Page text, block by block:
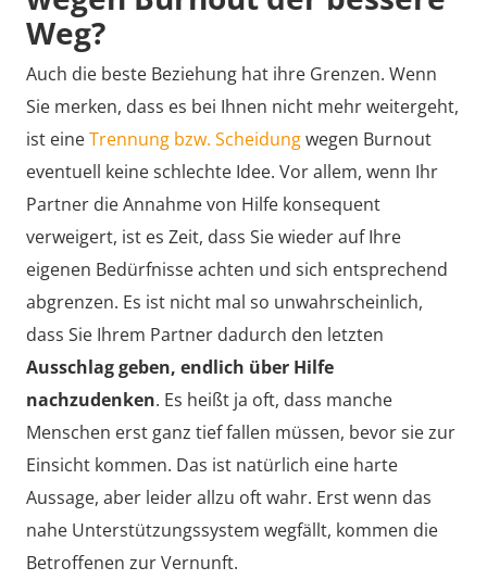
Weg?
Auch die beste Beziehung hat ihre Grenzen. Wenn
Sie merken, dass es bei Ihnen nicht mehr weitergeht,
ist eineTrennung bzw. Scheidungwegen Burnout
eventuell keine schlechte Idee. Vor allem, wenn Ihr
Partner die Annahme von Hilfe konsequent
verweigert, ist es Zeit, dass Sie wieder auf Ihre
eigenen Bedürfnisse achten und sich entsprechend
abgrenzen. Es ist nicht mal so unwahrscheinlich,
dass Sie Ihrem Partner dadurch den letzten
Ausschlag geben, endlich über Hilfe
nachzudenken. Es heißt ja oft, dass manche
Menschen erst ganz tief fallen müssen, bevor sie zur
Einsicht kommen. Das ist natürlich eine harte
Aussage, aber leider allzu oft wahr. Erst wenn das
nahe Unterstützungssystem wegfällt, kommen die
Betroffenen zur Vernunft.